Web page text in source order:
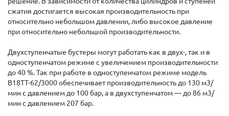
сжатия достигается высокая производительность при
относительно небольшом давлении, либо высокое давление
при относительно небольшой производительности.
Двухступенчатые бустеры могут работать как в двух-, так и в
одноступенчатом режиме с увеличением производительности
до 40 %. Так при работе в одноступенчатом режиме модель
B18TT-62/3000 обеспечивает производительность до 130 м3/
мин с давлением до 100 бар, а в двухступенчатом — до 86 м3/
мин с давлением 207 бар.